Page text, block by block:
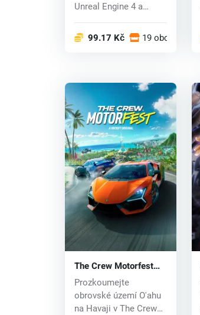
Unreal Engine 4 a
99.17 Kč 19 obchodech
The Crew Motorfest
(PC) key
Prozkoumejte
obrovské území O'ahu
na Havaji v The Crew